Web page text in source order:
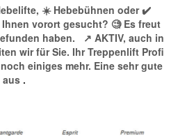
☀️ Hebebühnen oder ✔️
vorort gesucht? 🧐 Es freut
haben.
↗️ AKTIV, auch in
wir für Sie. Ihr Treppenlift Profi
einiges mehr. Eine sehr gute
aus .